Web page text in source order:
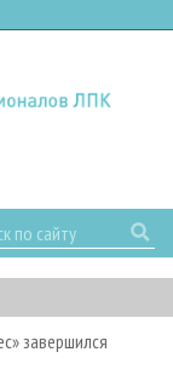
завершился